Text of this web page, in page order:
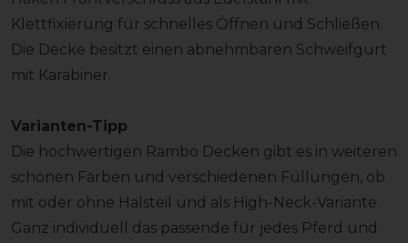
Klettfixierung für schnelles Öffnen und Schließen.
Die Decke besitzt einen abnehmbaren Schweifgurt
mit Karabiner.
Varianten-Tipp
Die hochwertigen Rambo Decken gibt es in weiteren
schönen Farben und verschiedenen Füllungen, ob
mit oder ohne Halsteil und als High-Neck-Variante.
Ganz individuell das passende für jedes Pferd und